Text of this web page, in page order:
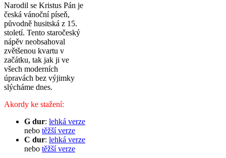
Narodil se Kristus Pán je
česká vánoční píseň,
původně husitská z 15.
století. Tento staročeský
nápěv neobsahoval
zvětšenou kvartu v
začátku, tak jak ji ve
všech moderních
úpravách bez výjimky
slýcháme dnes.
Akordy ke stažení:
G dur: lehká verze
nebo těžší verze
C dur: lehká verze
nebo těžší verze